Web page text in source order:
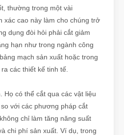
thường trong một vài
xác cao này làm cho chúng trở
dụng đòi hỏi phải cắt giảm
hạn như trong ngành công
mạch sản xuất hoặc trong
các thiết kế tinh tế.
Họ có thể cắt qua các vật liệu
với các phương pháp cắt
chỉ làm tăng năng suất
chi phí sản xuất. Ví dụ, trong